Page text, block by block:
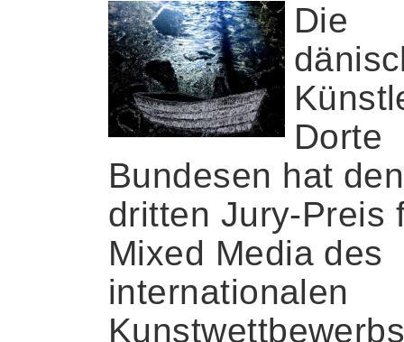
Die
Dorte
Bundesen hat den
dritten Jury-Preis
Mixed Media des
internationalen